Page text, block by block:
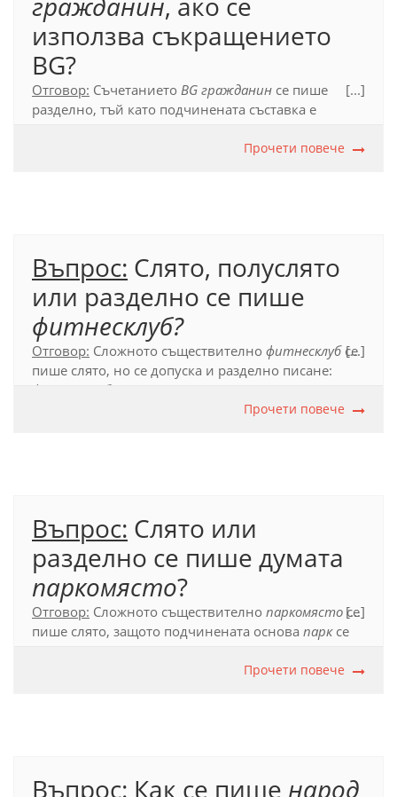
използва съкращението
BG?
Отговор: Съчетанието BG гражданин се пише
разделно, тъй като подчинената съставка е
[...]
Прочети повече
Въпрос: Слято, полуслято
или разделно се пише
фитнесклуб?
Отговор: Сложното съществително фитнесклубсе
пише слято, но се допуска и разделно писане:
фитнес клуб. Съставките, които го изграждат, са от
чужд произход и се употребяват като
[...]
Прочети повече
Въпрос: Слято или
разделно се пише думата
паркомясто?
Отговор: Сложното съществително паркомясто се
пише слято, защото подчинената основа парксе
[...]
Прочети повече
Въпрос: Как се пише народ